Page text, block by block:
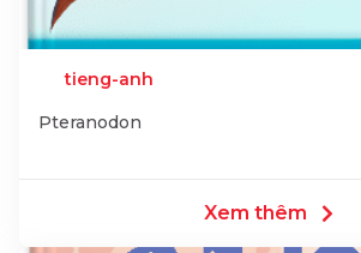
tieng-anh
Pteranodon
Xem thêm